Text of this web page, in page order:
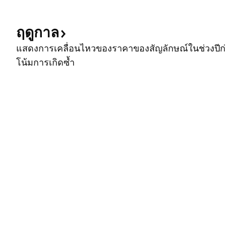
ฤดูกาล
แสดงการเคลื่อนไหวของราคาของสัญลักษณ์ในช่วงปี
โน้มการเกิดซ้ำ